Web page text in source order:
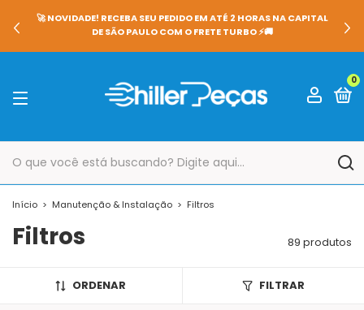
🚀 NOVIDADE! RECEBA SEU PEDIDO EM ATÉ 2 HORAS NA CAPITAL
DE SÃO PAULO COM O FRETE TURBO ⚡🚚
0
Início > Manutenção & Instalação > Filtros
Filtros 89 produtos
ORDENAR FILTRAR